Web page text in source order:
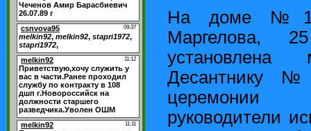
На доме №1
Маргелова,
установлена
Десантнику
церемонии
руководители